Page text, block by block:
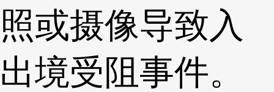
照或摄像导致入
出境受阻事件。